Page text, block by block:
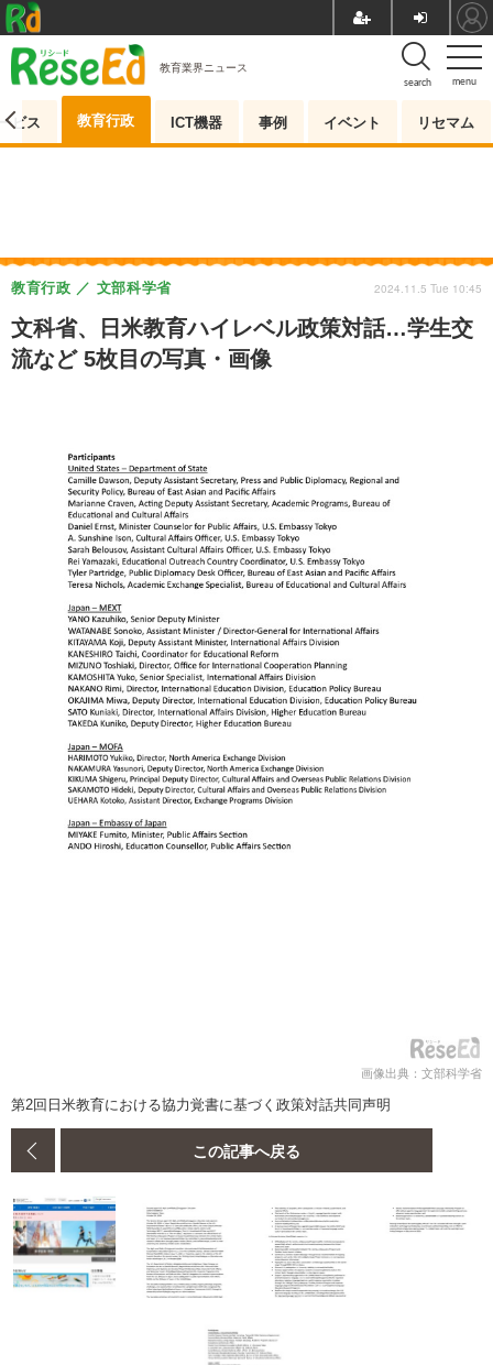
menu
search
教育業界ニュース
ビス 教育行政 ICT機器 事例 イベント リセマム
文科省、日米教育ハイレベル政策対話…学生交
流など 5枚目の写真・画像
教育行政 文部科学省 2024.11.5 Tue 10:45
画像出典：文部科学省
第2回日米教育における協力覚書に基づく政策対話共同声明
この記事へ戻る